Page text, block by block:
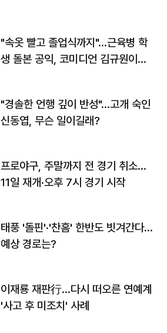
"속옷 빨고 졸업식까지"…근육병 학
생 돌본 공익, 코미디언 김규원이었
"경솔한 언행 깊이 반성"…고개 숙인
신동엽, 무슨 일이길래?
프로야구, 주말까지 전 경기 취소…
11일 재개·오후 7시 경기 시작
태풍 '돌핀'·'찬홈' 한반도 빗겨간다…
예상 경로는?
이재룡 재판行…다시 떠오른 연예계
'사고 후 미조치' 사례